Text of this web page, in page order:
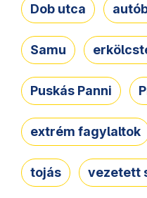
Dob utca
Samu
Puskás Panni
extrém fagylaltok
tojás vezetett